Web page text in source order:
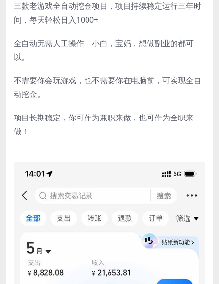
三款老游戏全自动挖金项目，项目持续稳定运行三年时
间，每天轻松日入1000+
全自动无需人工操作，小白，宝妈，想做副业的都可
以。
不需要你会玩游戏，也不需要你在电脑前，可实现全自
动挖金。
项目长期稳定，你可作为兼职来做，也可作为全职来
做！